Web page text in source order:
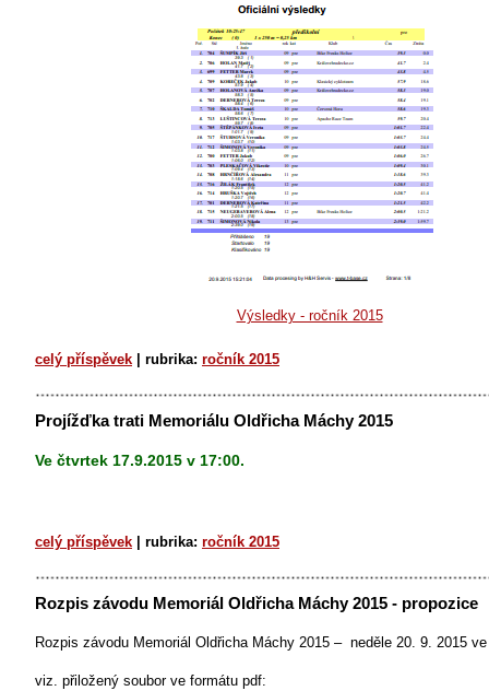
Výsledky - ročník 2015
celý příspěvek rubrika: ročník 2015
Projížďka trati Memoriálu Oldřicha Máchy 2015
Ve čtvrtek 17.9.2015 v 17:00.
celý příspěvek rubrika: ročník 2015
Rozpis závodu Memoriál Oldřicha Máchy 2015 - propozice
Rozpis závodu Memoriál Oldřicha Máchy 2015 – neděle 20. 9. 2015 ve
viz. přiložený soubor ve formátu pdf: